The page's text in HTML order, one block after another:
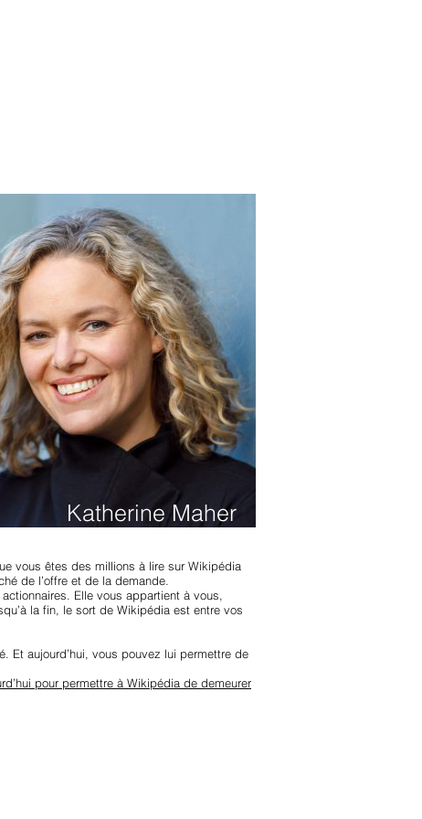
vous êtes des millions à lire sur Wikipédia
de l’offre et de la demande.
Elle vous appartient à vous,
la fin, le sort de Wikipédia est entre vos
Et aujourd’hui, vous pouvez lui permettre de
pour permettre à Wikipédia de demeurer
Katherine Maher